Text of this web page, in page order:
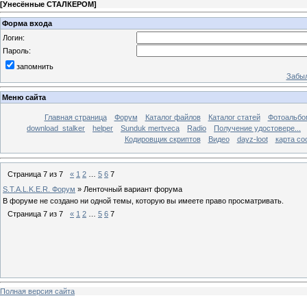
[Унесённые СТАЛКЕРОМ]
Форма входа
Логин:
Пароль:
запомнить
Меню сайта
Главная страница Форум Каталог файлов Каталог статей
download_stalker
helper Sunduk mertveca Radio
Получение удостовере...
Кодировщик скриптов
Видео dayz-loot карта
Страница 7 из 7 « 1 2 5 6 7
S.T.A.L.K.E.R. Форум » Ленточный вариант форума
В форуме не создано ни одной темы, которую вы имеете право просматривать.
Страница 7 из 7 « 1 2 5 6 7
Полная версия сайта